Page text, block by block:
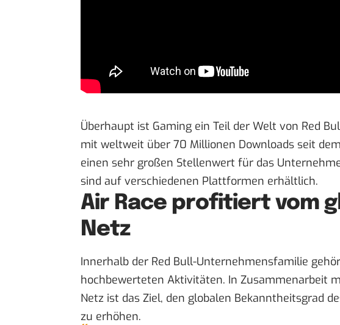
Überhaupt ist Gaming ein Teil der Welt von Red
mit weltweit über 70 Millionen Downloads seit
einen sehr großen Stellenwert für das
sind auf verschiedenen Plattformen erhältlich.
Air Race profitiert vom
Netz
Innerhalb der Red Bull-Unternehmensfamilie
hochbewerteten Aktivitäten. In Zusammenarbeit
Netz ist das Ziel, den globalen Bekanntheitsgrad
zu erhöhen.